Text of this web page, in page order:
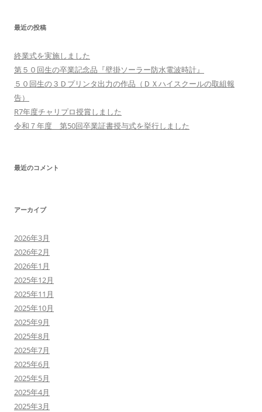
最近の投稿
終業式を実施しました
第５０回生の卒業記念品『壁掛ソーラー防水電波時計』
５０回生の３Ｄプリンタ出力の作品（ＤＸハイスクールの取組報
告）
R7年度チャリプロ授賞しました
令和７年度 第50回卒業証書授与式を挙行しました
最近のコメント
アーカイブ
2026年3月
2026年2月
2026年1月
2025年12月
2025年11月
2025年10月
2025年9月
2025年8月
2025年7月
2025年6月
2025年5月
2025年4月
2025年3月